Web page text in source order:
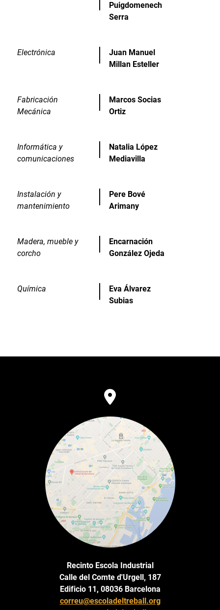
Puigdomenech
Serra
Electrónica
Juan Manuel
Millan Esteller
Fabricación
Mecánica
Marcos Socias
Ortiz
Informática y
comunicaciones
Natalia López
Mediavilla
Instalación y
mantenimiento
Pere Bové
Arimany
Madera, mueble y
corcho
Encarnación
González Ojeda
Química
Eva Álvarez
Subias
Recinto Escola Industrial
Calle del Comte d'Urgell, 187
Edificio 11, 08036 Barcelona
correu@escoladeltreball.org